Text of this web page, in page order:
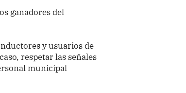
ganadores del
y usuarios de
respetar las señales
municipal